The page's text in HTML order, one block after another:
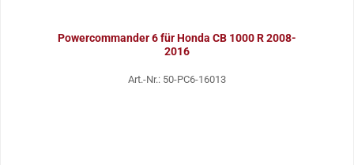
Powercommander 6 für Honda CB 1000 R 2008-
2016
Art.-Nr.: 50-PC6-16013